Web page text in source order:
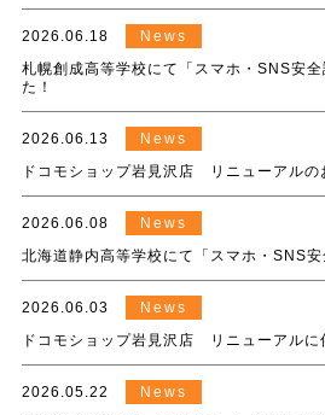
2026.06.18
News
札幌創成高等学校にて「スマホ・SNS安
た！
2026.06.13
News
ドコモショップ岩見沢店 リニューアルの
2026.06.08
News
北海道静内高等学校にて「スマホ・SNS安
2026.06.03
News
ドコモショップ岩見沢店 リニューアルに
2026.05.22
News